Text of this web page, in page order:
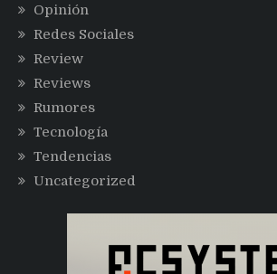
Opinión
Redes Sociales
Review
Reviews
Rumores
Tecnología
Tendencias
Uncategorized